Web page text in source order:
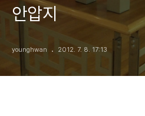
안압지
younghwan 2012. 7. 8. 17:13